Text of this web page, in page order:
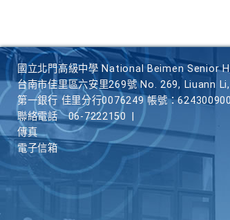
國立北門高級中學 National Beimen Senior
台南市佳里區六安里269號 No. 269, Liuann
第一銀行 佳里分行0076249 帳號：
聯絡電話
06-7222150
傳真
電子信箱